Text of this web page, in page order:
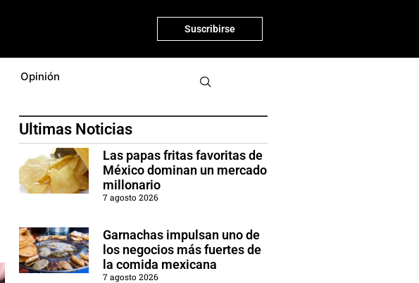
Suscribirse
Opinión
Ultimas Noticias
Las papas fritas favoritas de
México dominan un mercado
millonario
7 agosto 2026
Garnachas impulsan uno de
los negocios más fuertes de
la comida mexicana
7 agosto 2026